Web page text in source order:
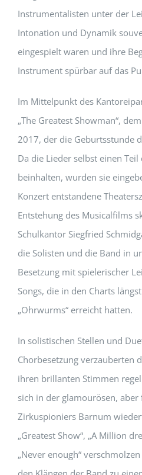
Instrumentalisten unter der
Intonation und Dynamik
eingespielt waren und ihre
Instrument spürbar auf das
Im Mittelpunkt des
„The Greatest Showman“,
2017, der die Geburtsstunde
Da die Lieder selbst einen Teil
beinhalten, wurden sie
Konzert entstandene
Entstehung des Musicalfilms
Schulkantor Siegfried
die Solisten und die Band in
Besetzung mit spielerischer
Songs, die in den Charts
„Ohrwurms“ erreicht hatten.
In solistischen Stellen und
Chorbesetzung verzauberten
ihren brillanten Stimmen
sich in der glamourösen, aber
Zirkuspioniers Barnum
„Greatest Show“, „A Million
„Never enough“